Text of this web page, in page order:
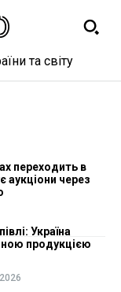
та світу
переходить в
аукціони через
Україна
продукцією